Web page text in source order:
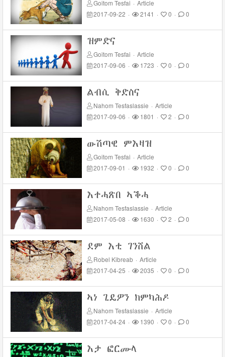
Goitom Tesfai · Article
2017-09-22 · 2141 · 0 · 0
ዝምድና
Goitom Tesfai · Article
2017-09-06 · 1723 · 0 · 0
ልብሲ ቅድስና
Nahom Tesfaslassie · Article
2017-09-06 · 1801 · 2 · 0
ውሽጣዊ ምእዛዝ
Goitom Tesfai · Article
2017-09-01 · 1932 · 0 · 0
እተሓጽበ ኣቕሓ
Nahom Tesfaslassie · Article
2017-05-08 · 1630 · 2 · 0
ደም እቲ ገንሸል
Robel Kibreab · Article
2017-04-25 · 2035 · 0 · 0
ኣነ ጊዴዎን ክምካሕዶ
Nahom Tesfaslassie · Article
2017-04-24 · 1390 · 0 · 0
እታ ፎርሙላ